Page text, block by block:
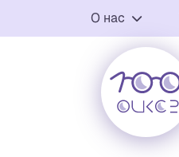
О нас